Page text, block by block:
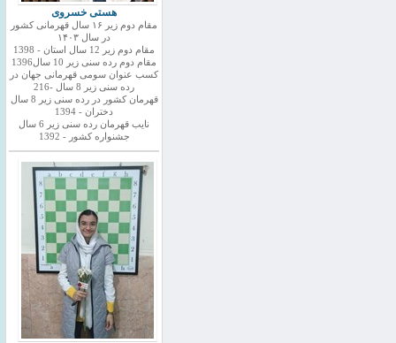
هستی خسروی
مقام دوم زیر ۱۶ سال قهرمانی کشور
در سال ۱۴۰۳
مقام دوم زیر 12 سال استان - 1398
مقام دوم رده سنی زیر 10 سال1396
کسب عنوان سومی قهرمانی جهان در
رده سنی زیر 8 سال -216
قهرمان کشور در رده سنی زیر 8 سال
دختران - 1394
نایب قهرمان رده سنی زیر 6 سال
جشنواره کشور - 1392